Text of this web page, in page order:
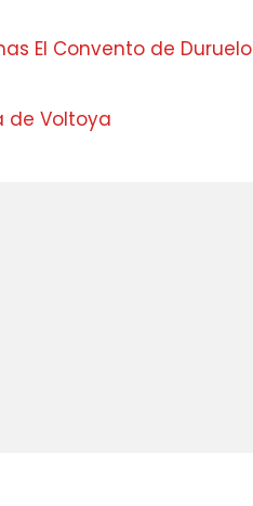
El Convento de Duruelo
de Voltoya